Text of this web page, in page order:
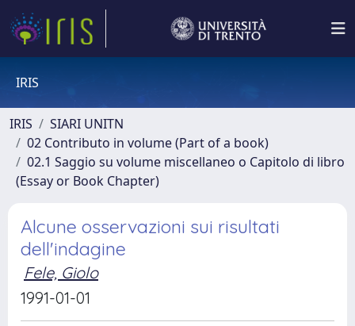
IRIS
IRIS
SIARI UNITN
02 Contributo in volume (Part of a book)
02.1 Saggio su volume miscellaneo o Capitolo di libro
(Essay or Book Chapter)
Alcune osservazioni sui risultati
dell'indagine
Fele, Giolo
1991-01-01